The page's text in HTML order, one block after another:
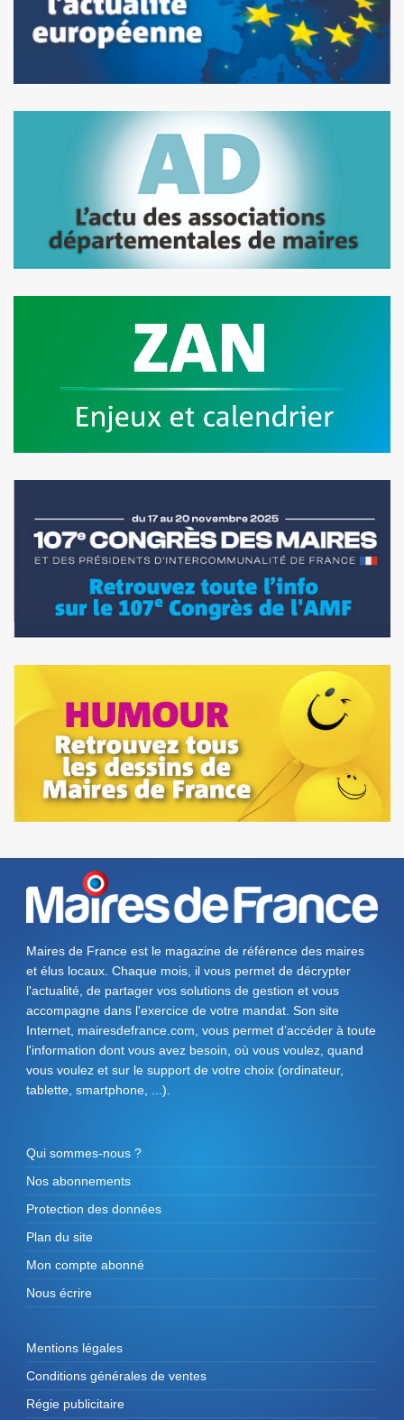
Maires de France est le magazine de référence des maires
et élus locaux. Chaque mois, il vous permet de décrypter
l'actualité, de partager vos solutions de gestion et vous
accompagne dans l'exercice de votre mandat. Son site
Internet, mairesdefrance.com, vous permet d’accéder à toute
l'information dont vous avez besoin, où vous voulez, quand
vous voulez et sur le support de votre choix (ordinateur,
tablette, smartphone, ...).
Qui sommes-nous ?
Nos abonnements
Protection des données
Plan du site
Mon compte abonné
Nous écrire
Mentions légales
Conditions générales de ventes
Régie publicitaire